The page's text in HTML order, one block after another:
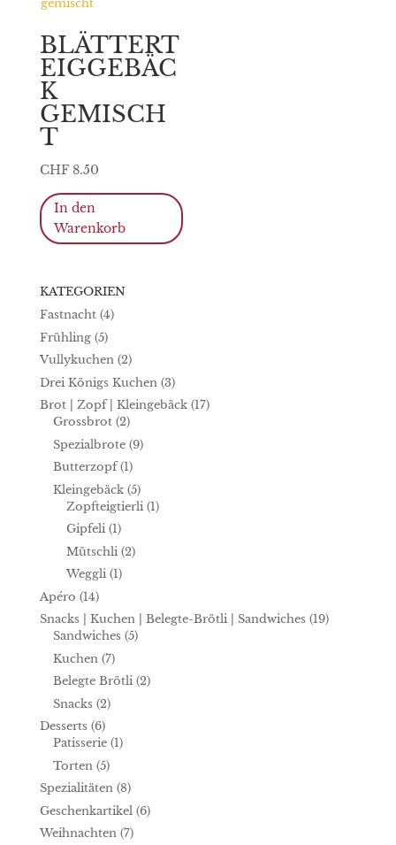
BLÄTTERT
EIGGEBÄC
K
GEMISCH
T
CHF8.50
In den
Warenkorb
KATEGORIEN
Fastnacht (4)
Frühling (5)
Vullykuchen (2)
Drei Königs Kuchen (3)
Brot | Zopf | Kleingebäck (17)
Grossbrot (2)
Spezialbrote (9)
Butterzopf (1)
Kleingebäck (5)
Zopfteigtierli (1)
Gipfeli (1)
Mütschli (2)
Weggli (1)
Apéro (14)
Snacks | Kuchen | Belegte-Brötli | Sandwiches (19)
Sandwiches (5)
Kuchen (7)
Belegte Brötli (2)
Snacks (2)
Desserts (6)
Patisserie (1)
Torten (5)
Spezialitäten (8)
Geschenkartikel (6)
Weihnachten (7)